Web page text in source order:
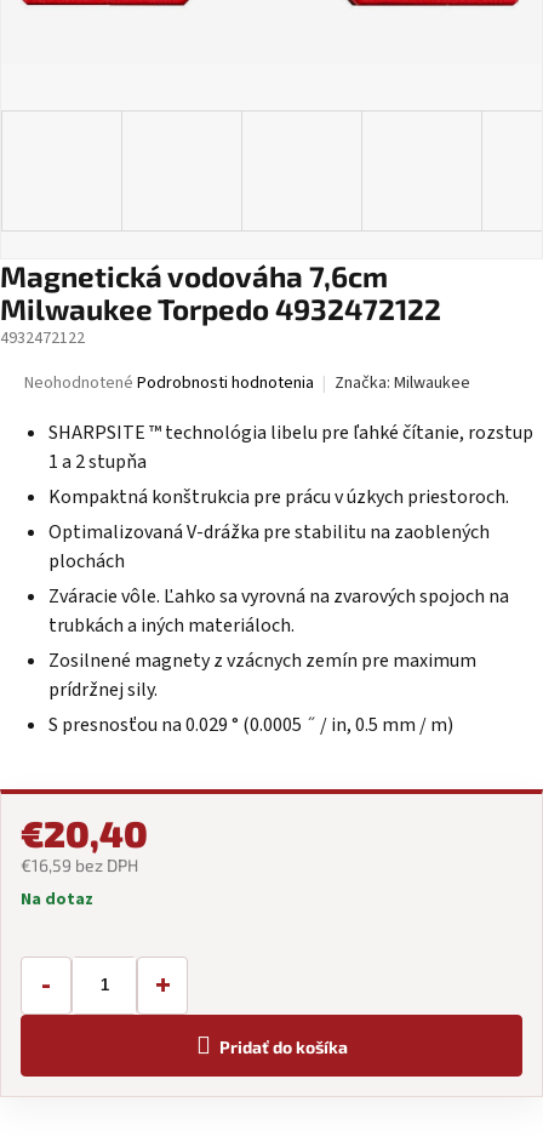
Magnetická vodováha 7,6cm
Milwaukee Torpedo 4932472122
4932472122
Priemerné
produktu
z
hviezdičiek.
Neohodnotené Podrobnosti hodnotenia Značka: Milwaukee
SHARPSITE ™ technológia libelu pre ľahké čítanie, rozstup
1 a 2 stupňa
Kompaktná konštrukcia pre prácu v úzkych priestoroch.
Optimalizovaná V-drážka pre stabilitu na zaoblených
plochách
Zváracie vôle. Ľahko sa vyrovná na zvarových spojoch na
trubkách a iných materiáloch.
Zosilnené magnety z vzácnych zemín pre maximum
prídržnej sily.
S presnosťou na 0.029 ° (0.0005 ˝ / in, 0.5 mm / m)
€20,40
€16,59 bez DPH
Jednotková
Na dotaz
- +
Pridať do košíka